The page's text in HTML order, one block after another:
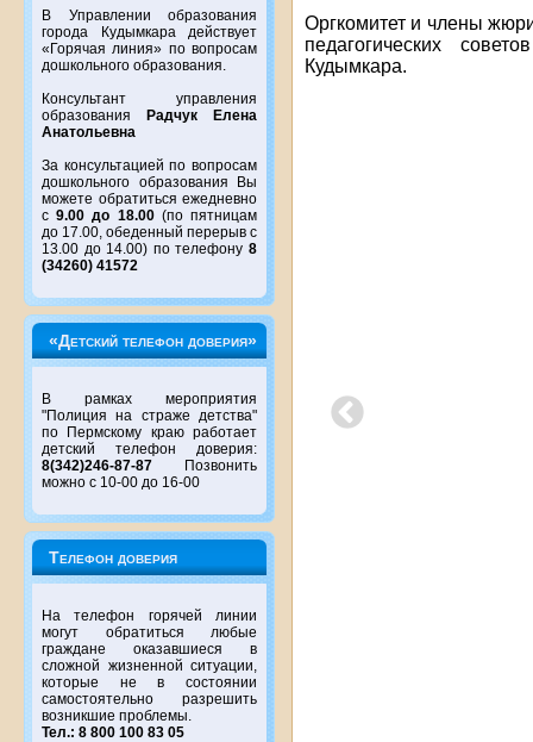
В Управлении образования
города Кудымкара действует
«Горячая линия» по вопросам
дошкольного образования.
Консультант управления
образования
Радчук Елена
Анатольевна
За консультацией по вопросам
дошкольного образования Вы
можете обратиться ежедневно
с9.00 до 18.00(по пятницам
до 17.00, обеденный перерыв с
13.00 до 14.00) по телефону 8
(34260) 41572
«Детский телефон доверия»
В рамках мероприятия
"Полиция на страже детства"
по Пермскому краю работает
детский телефон доверия:
8(342)246-87-87 Позвонить
можно с 10-00 до 16-00
Телефон доверия
На телефон горячей линии
могут обратиться любые
граждане оказавшиеся в
сложной жизненной ситуации,
которые не в состоянии
самостоятельно разрешить
возникшие проблемы.
Тел.: 8 800 100 83 05
Оргкомитет и члены
педагогических
Кудымкара.